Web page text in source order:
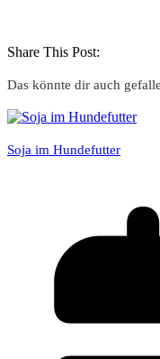
Share This Post:
Das könnte dir auch
Soja im Hundefutter